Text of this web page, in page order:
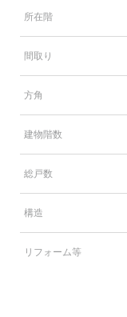
所在階
間取り
方角
建物階数
総戸数
構造
リフォーム等